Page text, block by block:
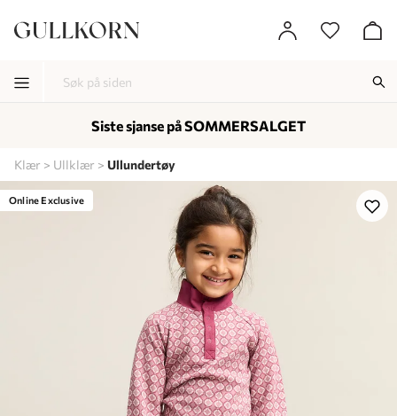
Lagt i kurven, utmerket valg! Til kassen
Klær Ullklær Ullundertøy
Online Exclusive
Siste sjanse på SOMMERSALGET
-
-
-